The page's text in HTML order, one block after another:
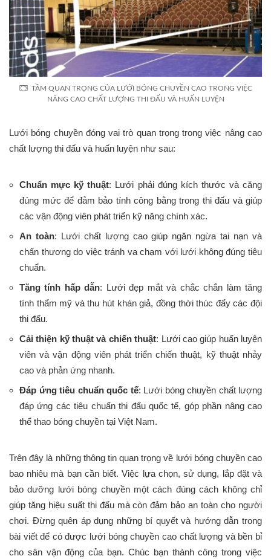
TẦM QUAN TRỌNG CỦA LƯỚI BÓNG CHUYỀN CAO TRONG VIỆC
NÂNG CAO CHẤT LƯỢNG THI ĐẤU VÀ HUẤN LUYỆN
Lưới bóng chuyền đóng vai trò quan trọng trong việc nâng cao
chất lượng thi đấu và huấn luyện như sau:
Chuẩn mực kỹ thuật: Lưới phải đúng kích thước và căng
đúng mức để đảm bảo tính công bằng trong thi đấu và giúp
các vận động viên phát triển kỹ năng chính xác.
An toàn: Lưới chất lượng cao giúp ngăn ngừa tai nạn và
chấn thương do việc tránh va chạm với lưới không đúng tiêu
chuẩn.
Tăng tính hấp dẫn: Lưới đẹp mắt và chắc chắn làm tăng
tính thẩm mỹ và thu hút khán giả, đồng thời thúc đẩy các đội
thi đấu.
Cải thiện kỹ thuật và chiến thuật: Lưới cao giúp huấn luyện
viên và vận động viên phát triển chiến thuật, kỹ thuật nhảy
cao và phản ứng nhanh.
Đáp ứng tiêu chuẩn quốc tế: Lưới bóng chuyền chất lượng
đáp ứng các tiêu chuẩn thi đấu quốc tế, góp phần nâng cao
thể thao bóng chuyền tại Việt Nam.
Trên đây là những thông tin quan trọng về lưới bóng chuyền cao
bao nhiêu mà bạn cần biết. Việc lựa chọn, sử dụng, lắp đặt và
bảo dưỡng lưới bóng chuyền một cách đúng cách không chỉ
giúp tăng hiệu suất thi đấu mà còn đảm bảo an toàn cho người
chơi. Đừng quên áp dụng những bí quyết và hướng dẫn trong
bài viết để có được lưới bóng chuyền cao chất lượng và bền bỉ
cho sân vận động của bạn. Chúc bạn thành công trong việc